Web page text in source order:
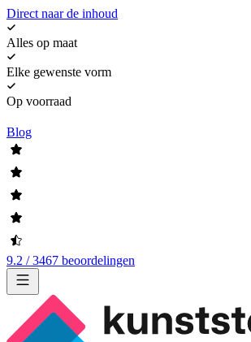
Direct naar de inhoud
Alles op maat
Elke gewenste vorm
Op voorraad
Blog
9.2 / 3467 beoordelingen